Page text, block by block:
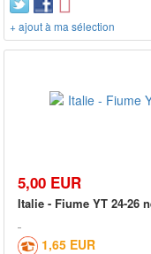
+ ajout à ma sélection
5,00 EUR
Italie - Fiume YT 24-26
1,65 EUR